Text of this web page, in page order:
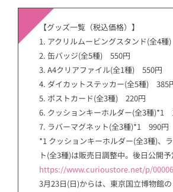
【グッズ一覧（税込価格）】
1. アクリルムービングスタンド(全4
2. 缶バッジ(全5種) 550円
3. A4クリアファイル(全1種) 550円
4. ダイカットステッカー(全5種) 385
5. ポストカード(全3種) 220円
6. クッションキーホルダー(全3種)*1
7. ラバーマグネット(全3種)*1 990円
*1 クッションキーホルダー(全3種)、
ト(全3種)は販売日調整中。後日公開予
https://www.curioustore.net/p/00006
3月23日(日)からは、東京国立博物館